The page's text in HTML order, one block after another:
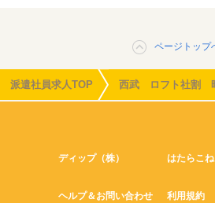
ページトップ
派遣社員求人TOP 西武 ロフト社割
ディップ（株） はたらこ
ヘルプ＆お問い合わせ 利用規約